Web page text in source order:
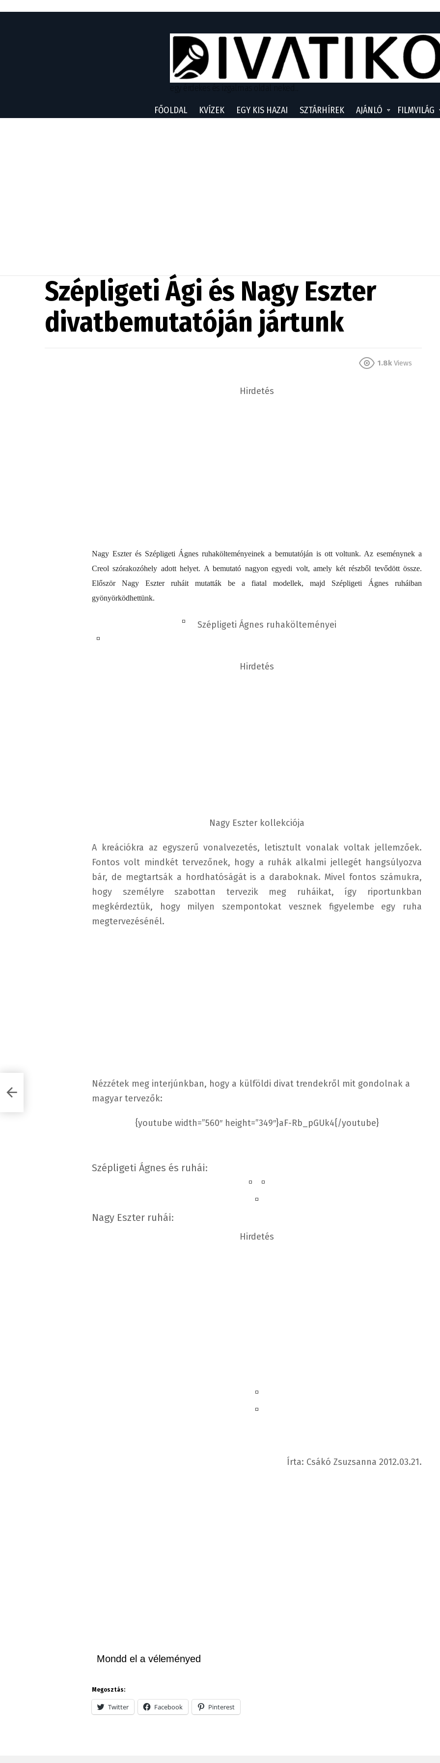
FŐOLDAL KVÍZEK EGY KIS HAZAI SZTÁRHÍREK AJÁNLÓ FILMVILÁG
Szépligeti Ági és Nagy Eszter
divatbemutatóján jártunk
1.8k Views
Hirdetés
Nagy Eszter és Szépligeti Ágnes ruhakölteményeinek a bemutatóján is ott voltunk. Az eseménynek a
Creol szórakozóhely adott helyet. A bemutató nagyon egyedi volt, amely két részből tevődött össze.
Először Nagy Eszter ruháit mutatták be a fiatal modellek, majd Szépligeti Ágnes ruháiban
gyönyörködhettünk.
Szépligeti Ágnes ruhakölteményei
Hirdetés
Nagy Eszter kollekciója
A kreációkra az egyszerű vonalvezetés, letisztult vonalak voltak jellemzőek.
Fontos volt mindkét tervezőnek, hogy a ruhák alkalmi jellegét hangsúlyozva
bár, de megtartsák a hordhatóságát is a daraboknak. Mivel fontos számukra,
hogy személyre szabottan tervezik meg ruháikat, így riportunkban
megkérdeztük, hogy milyen szempontokat vesznek figyelembe egy ruha
megtervezésénél.
Nézzétek meg interjúnkban, hogy a külföldi divat trendekről mit gondolnak a
magyar tervezők:
{youtube width=”560″ height=”349″}aF-Rb_pGUk4{/youtube}
Szépligeti Ágnes és ruhái:
Nagy Eszter ruhái:
Hirdetés
Írta: Csákó Zsuzsanna 2012.03.21.
Mondd el a véleményed
Megosztás:
Twitter Facebook Pinterest